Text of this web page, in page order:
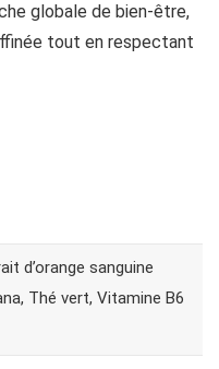
globale de bien-être,
tout en respectant
d’orange sanguine
Thé vert, Vitamine B6